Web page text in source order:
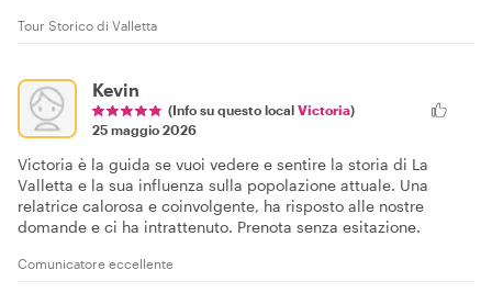
Tour Storico di Valletta
Kevin
(Info su questo local Victoria)
25 maggio 2026
Victoria è la guida se vuoi vedere e sentire la storia di La
Valletta e la sua influenza sulla popolazione attuale. Una
relatrice calorosa e coinvolgente, ha risposto alle nostre
domande e ci ha intrattenuto. Prenota senza esitazione.
Comunicatore eccellente